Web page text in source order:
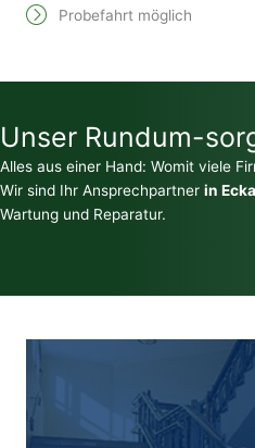
Probefahrt möglich
Unser Rundum-
Alles aus einer Hand: Womit viele
Wir sind Ihr Ansprechpartner in
Wartung und Reparatur.